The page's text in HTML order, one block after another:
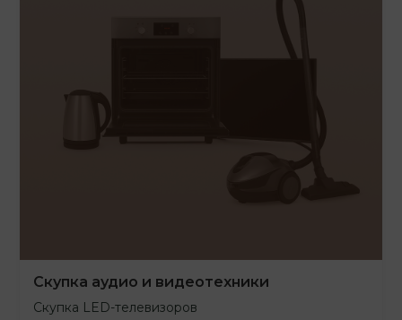
Скупка аудио и видеотехники
Скупка LED-телевизоров